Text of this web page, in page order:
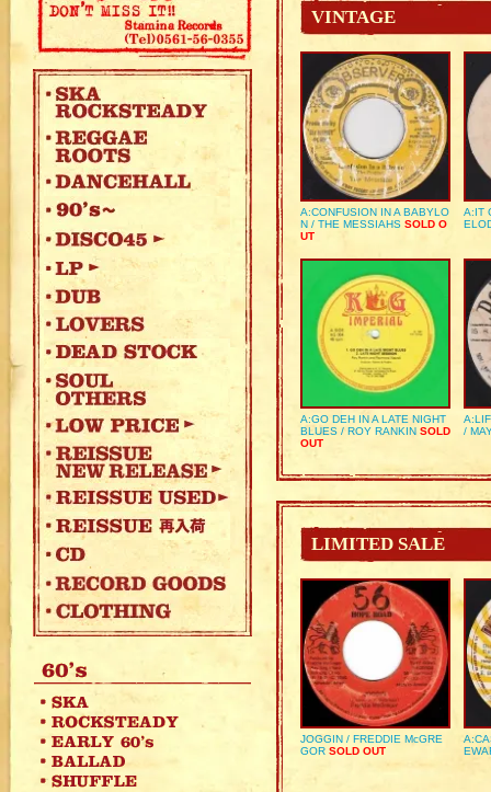
VINTAGE
A:CONFUSION IN A BABYLO
N / THE MESSIAHS SOLD O
UT
A:IT
A:GO DEH IN A LATE NIGHT
BLUES / ROY RANKIN SOLD
OUT
/
LIMITED SALE
JOGGIN / FREDDIE McGRE
GOR SOLD OUT